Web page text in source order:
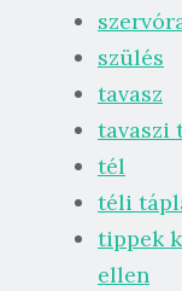
szülés
tavasz
tavaszi
tél
téli
tippek
ellen